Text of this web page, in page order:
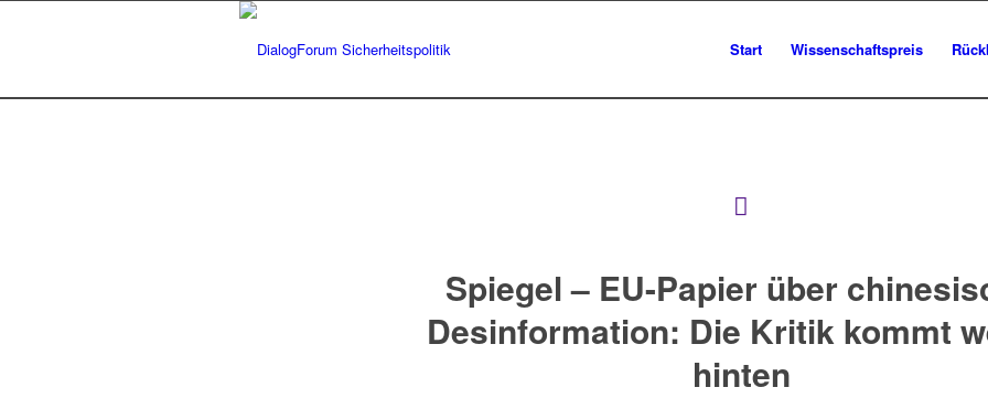
Start Wissenschaftspreis
Spiegel – EU-Papier über
Desinformation: Die Kritik kommt
hinten